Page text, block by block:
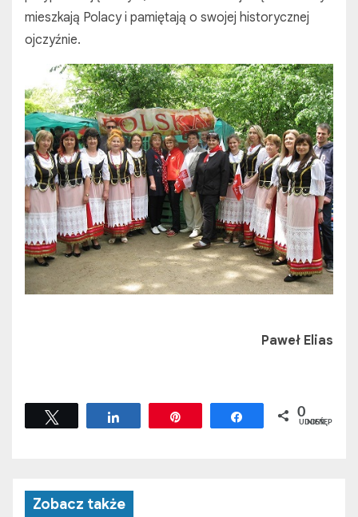
mieszkają Polacy i pamiętają o swojej historycznej
ojczyźnie.
Paweł Elias
Udostępnij Udostępnij
0
UDOSTĘPNIEŃ
Zobacz także